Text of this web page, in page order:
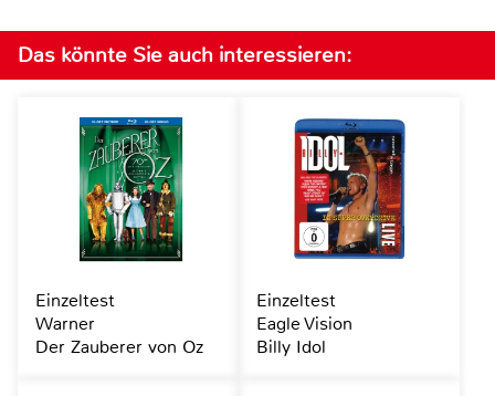
Das könnte Sie auch interessieren:
Einzeltest
Warner
Der Zauberer von Oz
Einzeltest
Eagle Vision
Billy Idol